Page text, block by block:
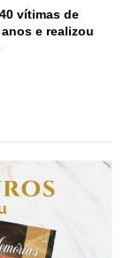
vítimas de
e realizou